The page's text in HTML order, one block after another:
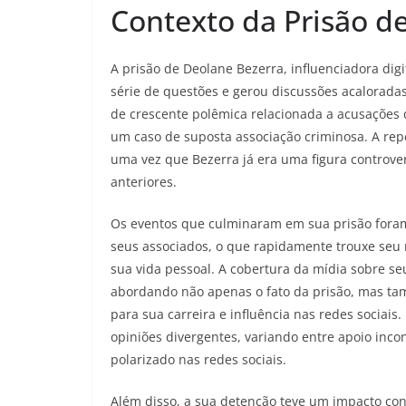
Contexto da Prisão
A prisão de Deolane Bezerra, influenciadora
série de questões e gerou discussões
de crescente polêmica relacionada a
um caso de suposta associação criminosa. A
uma vez que Bezerra já era uma figura
anteriores.
Os eventos que culminaram em sua prisão
seus associados, o que rapidamente trouxe
sua vida pessoal. A cobertura da mídia sobre
abordando não apenas o fato da prisão, mas
para sua carreira e influência nas redes
opiniões divergentes, variando entre apoio
polarizado nas redes sociais.
Além disso, a sua detenção teve um impacto